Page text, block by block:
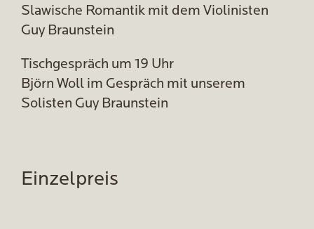
Slawische Romantik mit dem Violinisten
Guy Braunstein
Tischgespräch um 19 Uhr
Björn Woll im Gespräch mit unserem
Solisten Guy Braunstein
Einzelpreis